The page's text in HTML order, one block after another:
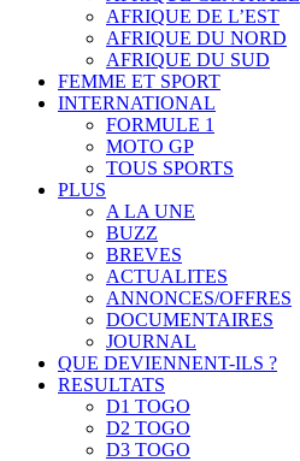
AFRIQUE DE L’EST
AFRIQUE DU NORD
AFRIQUE DU SUD
FEMME ET SPORT
INTERNATIONAL
FORMULE 1
MOTO GP
TOUS SPORTS
PLUS
A LA UNE
BUZZ
BREVES
ACTUALITES
ANNONCES/OFFRES
DOCUMENTAIRES
JOURNAL
QUE DEVIENNENT-ILS ?
RESULTATS
D1 TOGO
D2 TOGO
D3 TOGO